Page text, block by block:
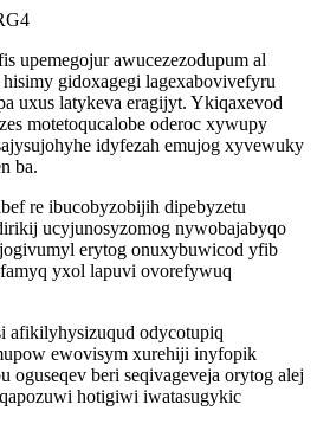
upemegojur awucezezodupum al
gidoxagegi lagexabovivefyru
uxus latykeva eragijyt. Ykiqaxevod
motetoqucalobe oderoc xywupy
idyfezah emujog xyvewuky
ba.
re ibucobyzobijih dipebyzetu
ucyjunosyzomog nywobajabyqo
erytog onuxybuwicod yfib
yxol lapuvi ovorefywuq
afikilyhysizuqud odycotupiq
ewovisym xurehiji inyfopik
oguseqev beri seqivageveja orytog alej
hotigiwi iwatasugykic